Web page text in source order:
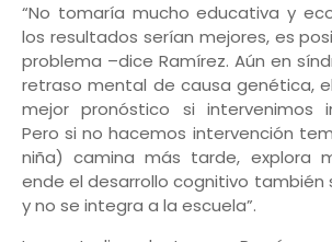
“No tomaría mucho educativa y
los resultados serían mejores, es
problema –dice Ramírez. Aún en
retraso mental de causa genética,
mejor pronóstico si intervenimos
Pero si no hacemos intervención
niña) camina más tarde, explora
ende el desarrollo cognitivo también
y no se integra a la escuela”.